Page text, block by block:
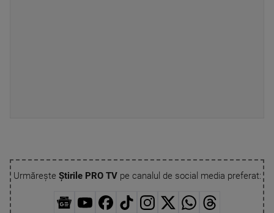
Urmărește Știrile PRO TVpe canalul de social media preferat: